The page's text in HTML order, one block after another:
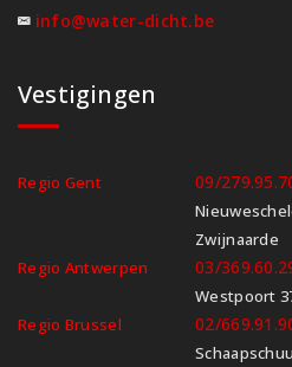
info@water-dicht.be
Vestigingen
Regio Gent 09/
Zwijnaarde
Regio Antwerpen
03/
Westpoort
Regio Brussel
02/